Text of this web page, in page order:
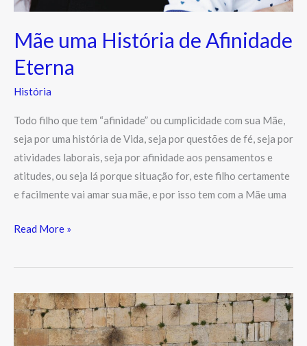
Mãe uma História de Afinidade
Eterna
História
Todo filho que tem “afinidade” ou cumplicidade com sua Mãe,
seja por uma história de Vida, seja por questões de fé, seja por
atividades laborais, seja por afinidade aos pensamentos e
atitudes, ou seja lá porque situação for, este filho certamente
e facilmente vai amar sua mãe, e por isso tem com a Mãe uma
Read More »
Os
Dias
da